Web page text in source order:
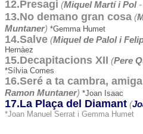
12.Presagi (Miquel Martí i Pol-
13.No demano gran cosa (
Muntaner) *Gemma Humet
14.Salve (Miquel de Palol i
Hernàez
15.Decapitacions XII (Pere
*Sílvia Comes
16.Seré a ta cambra, amiga
Ramon Muntaner) *Joan Isaac
17.La Plaça del Diamant (
*Joan Manuel Serrat i Gemma Humet